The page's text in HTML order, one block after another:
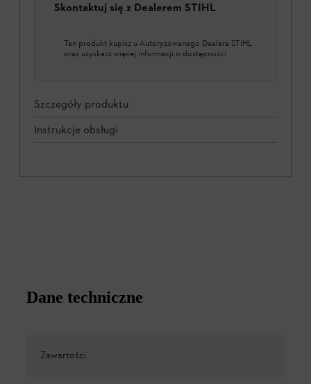
Skontaktuj się z Dealerem STIHL
Ten produkt kupisz u Autoryzowanego Dealera STIHL
oraz uzyskasz więcej informacji o dostępności
Szczegóły produktu
Instrukcje obsługi
Dane techniczne
Zawartości